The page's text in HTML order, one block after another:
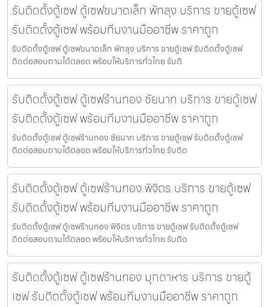
รับติดตั้งตู้เซฟ ตู้เซฟขนาดเล็ก พัทลุง บริการ ขายตู้เซฟ
รับติดตั้งตู้เซฟ พร้อมทีมงานมืออาชีพ ราคาถูก
รับติดตั้งตู้เซฟ ตู้เซฟขนาดเล็ก พัทลุง บริการ ขายตู้เซฟ รับติดตั้งตู้เซฟ
ติดต่อสอบถามได้ตลอด พร้อมให้บริการทั่วไทย รับติ
รับติดตั้งตู้เซฟ ตู้เซฟร้านทอง ชัยนาท บริการ ขายตู้เซฟ
รับติดตั้งตู้เซฟ พร้อมทีมงานมืออาชีพ ราคาถูก
รับติดตั้งตู้เซฟ ตู้เซฟร้านทอง ชัยนาท บริการ ขายตู้เซฟ รับติดตั้งตู้เซฟ
ติดต่อสอบถามได้ตลอด พร้อมให้บริการทั่วไทย รับติด
รับติดตั้งตู้เซฟ ตู้เซฟร้านทอง พิจิตร บริการ ขายตู้เซฟ
รับติดตั้งตู้เซฟ พร้อมทีมงานมืออาชีพ ราคาถูก
รับติดตั้งตู้เซฟ ตู้เซฟร้านทอง พิจิตร บริการ ขายตู้เซฟ รับติดตั้งตู้เซฟ
ติดต่อสอบถามได้ตลอด พร้อมให้บริการทั่วไทย รับติด
รับติดตั้งตู้เซฟ ตู้เซฟร้านทอง มุกดาหาร บริการ ขายตู้
เซฟ รับติดตั้งตู้เซฟ พร้อมทีมงานมืออาชีพ ราคาถูก